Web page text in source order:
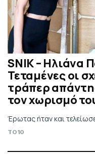
SNIK – Ηλιάνα
Τεταμένες οι
τράπερ
τον χωρισμό
Έρωτας ήταν και
TO10